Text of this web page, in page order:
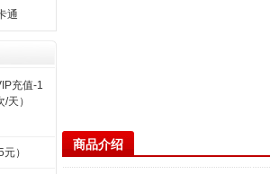
商品介绍
通
充值-1
天）
）